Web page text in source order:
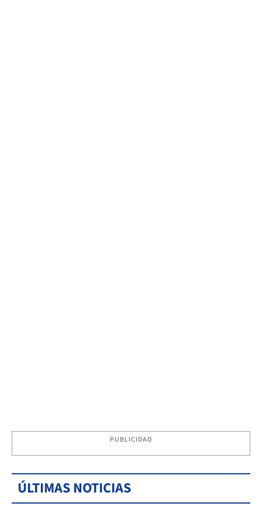
PUBLICIDAD
ÚLTIMAS NOTICIAS